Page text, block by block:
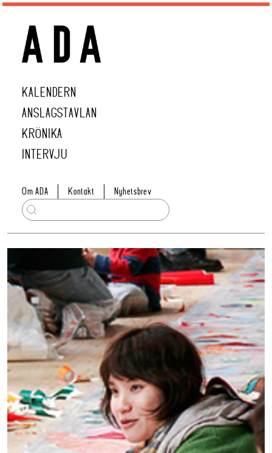
KALENDERN
ANSLAGSTAVLAN
KRÖNIKA
INTERVJU
Om ADA Kontakt Nyhetsbrev